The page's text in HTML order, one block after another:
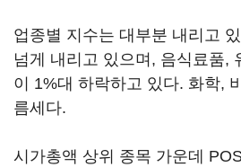
업종별 지수는 대부분 내리고
넘게 내리고 있으며, 음식료품,
이 1%대 하락하고 있다. 화학,
름세다.
시가총액 상위 종목 가운데